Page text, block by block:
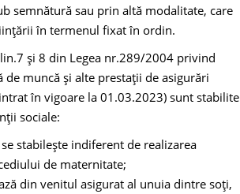
semnătură sau prin altă modalitate, care
în termenul fixat în or­din.
și 8 din Legea nr.289/2004 privind
muncă și alte prestații de asigurări
în vigoare la 01.03.2023) sunt stabilite
sociale:
stabilește indiferent de realizarea
de maternitate;
din venitul asigurat al unuia dintre soți,